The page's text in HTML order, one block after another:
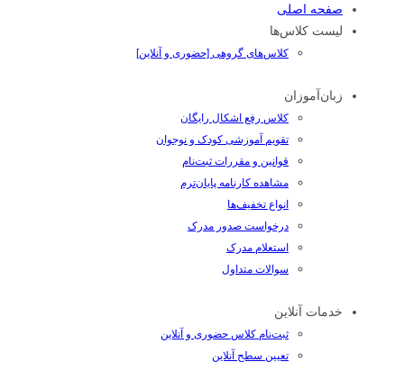
صفحه اصلی
لیست کلاس‌ها
کلاس‌های گروهی [حضوری و آنلاین]
زبان‌آموزان
کلاس رفع اشکال رایگان
تقویم آموزشی کودک و نوجوان
قوانین و مقررات ثبت‌نام
مشاهده کارنامه پایان‌ترم
انواع تخفیف‌ها
درخواست صدور مدرک
استعلام مدرک
سوالات متداول
خدمات آنلاین
ثبت‌نام کلاس حضوری و آنلاین
تعیین سطح آنلاین